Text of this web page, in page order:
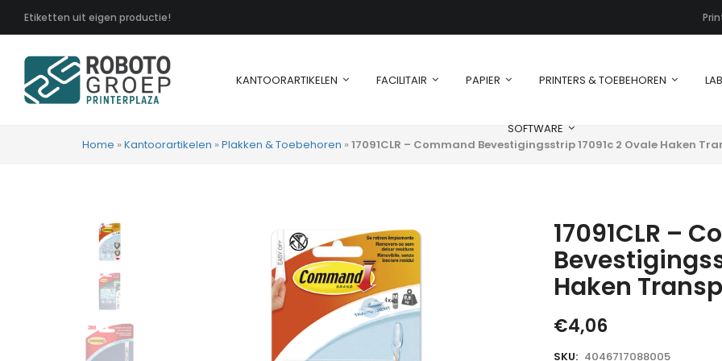
Etiketten uit eigen productie!
KANTOORARTIKELEN FACILITAIR PAPIER PRINTERS & TOEBEHOREN
SOFTWARE
Home » Kantoorartikelen » Plakken & Toebehoren » 17091CLR – Command Bevestigingsstrip 17091c 2 Ovale Haken
17091CLR –
Haken
€4,06
SKU: 4046717088005